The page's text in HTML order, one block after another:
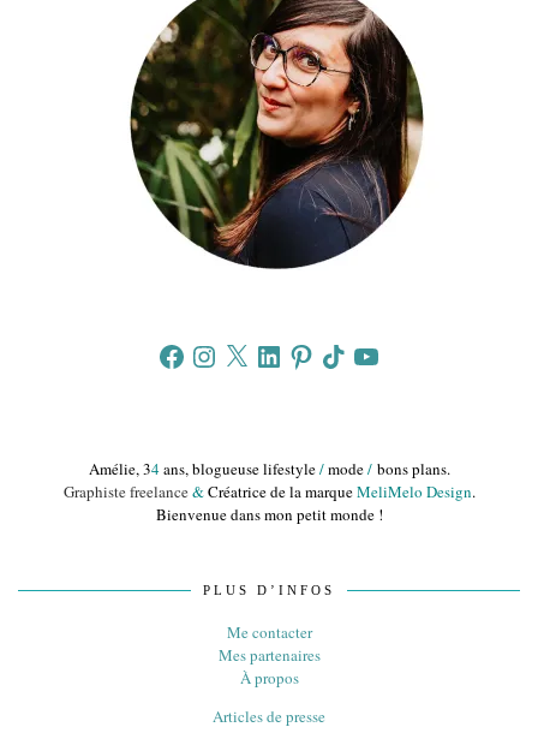
FacebookInstagram
X LinkedInPinterestTikTokYouTube
Amélie, 34ans, blogueuse lifestyle/mode/bons plans.
Graphiste freelance&Créatrice de la marqueMeliMelo Design.
Bienvenue dans mon petit monde !
PLUS D’INFOS
Me contacter
Mes partenaires
À propos
Articles de presse